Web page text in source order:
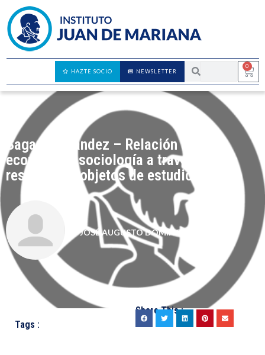
0
NEWSLETTER
HAZTE SOCIO
Sagar Hernández – Relación entre
economía y sociología a través de sus
respectivos objetos de estudio
JOSÉ AUGUSTO DOMÍNGUEZ
Tags :
Share This :